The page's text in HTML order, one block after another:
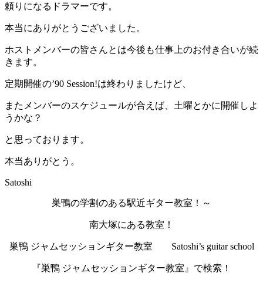
頼りになるドラマーです。
本当にありがとうございました。
ホストメンバーの皆さんとは今後も仕事上のお付き合いが続
きます。
定期開催の’90 Session!は終わりましたけど、
またメンバーのスケジュールが合えば、土曜とかに開催しよ
うかな？
と思っております。
本当ありがとう。
Satoshi
巣鴨の学割のある駅近ギター教室！～
南大塚にある教室！
巣鴨 ジャムセッションギター教室 Satoshi’s guitar school
『巣鴨 ジャムセッションギター教室』で検索！